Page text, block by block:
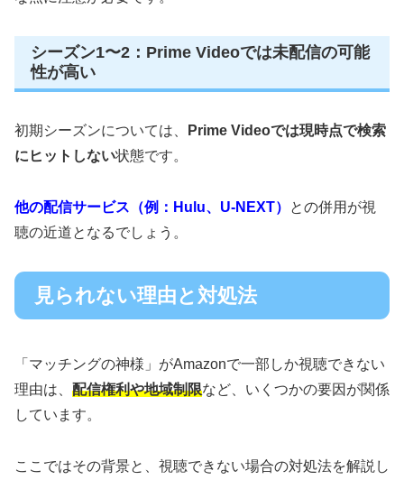
シーズン1〜2：Prime Videoでは未配信の可能
性が高い
初期シーズンについては、
Prime Videoでは現時点で検索
にヒットしない状態です。
他の配信サービス（例：Hulu、U-NEXT）
との併用が視
聴の近道となるでしょう。
見られない理由と対処法
「マッチングの神様」がAmazonで一部しか視聴できない
理由は、 配信権利や地域制限など、いくつかの要因が関係
しています。
ここではその背景と、視聴できない場合の対処法を解説し